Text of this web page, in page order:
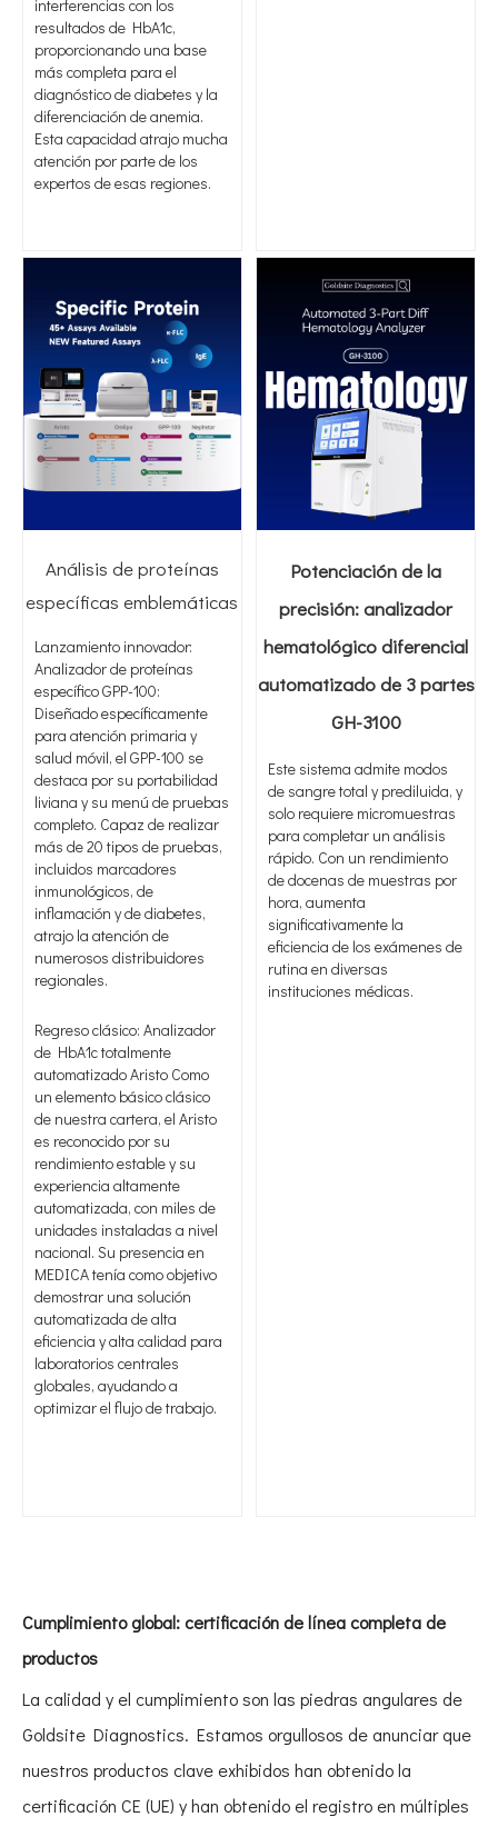
interferencias con los
resultados de HbA1c,
proporcionando una base
más completa para el
diagnóstico de diabetes y la
diferenciación de anemia.
Esta capacidad atrajo mucha
atención por parte de los
expertos de esas regiones.
Análisis de proteínas
específicas emblemáticas
Lanzamiento innovador:
Analizador de proteínas
específico GPP-100:
Diseñado específicamente
para atención primaria y
salud móvil, el GPP-100 se
destaca por su portabilidad
liviana y su menú de pruebas
completo. Capaz de realizar
más de 20 tipos de pruebas,
incluidos marcadores
inmunológicos, de
inflamación y de diabetes,
atrajo la atención de
numerosos distribuidores
regionales.
Regreso clásico: Analizador
de HbA1c totalmente
automatizado Aristo Como
un elemento básico clásico
de nuestra cartera, el Aristo
es reconocido por su
rendimiento estable y su
experiencia altamente
automatizada, con miles de
unidades instaladas a nivel
nacional. Su presencia en
MEDICA tenía como objetivo
demostrar una solución
automatizada de alta
eficiencia y alta calidad para
laboratorios centrales
globales, ayudando a
optimizar el flujo de trabajo.
Potenciación de la
precisión: analizador
hematológico diferencial
automatizado de 3 partes
GH-3100
Este sistema admite modos
de sangre total y prediluida, y
solo requiere micromuestras
para completar un análisis
rápido. Con un rendimiento
de docenas de muestras por
hora, aumenta
significativamente la
eficiencia de los exámenes de
rutina en diversas
instituciones médicas.
Cumplimiento global: certificación de línea completa de
productos
La calidad y el cumplimiento son las piedras angulares de
Goldsite Diagnostics. Estamos orgullosos de anunciar que
nuestros productos clave exhibidos han obtenido la
certificación CE (UE) y han obtenido el registro en múltiples